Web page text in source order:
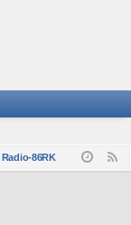
Radio-86RK